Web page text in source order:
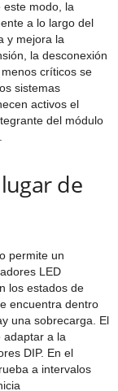
este modo, la
a lo largo del
y mejora la
la desconexión
críticos se
sistemas
activos el
del módulo
de
permite un
LED
los estados de
encuentra dentro
una sobrecarga. El
adaptar a la
DIP. En el
a intervalos